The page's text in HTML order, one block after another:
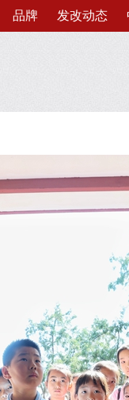
品牌 发改动态